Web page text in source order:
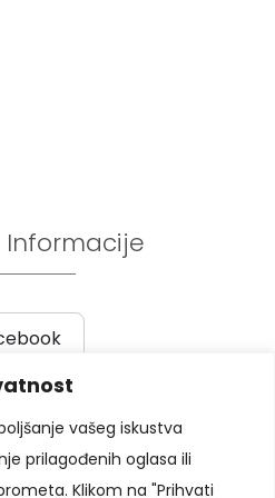
vašeg iskustva
prilagođenih oglasa ili
Klikom na "Prihvati
Informacije
nas